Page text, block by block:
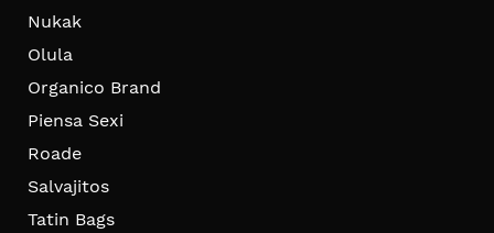
Nukak
Olula
Organico Brand
Piensa Sexi
Roade
Salvajitos
Tatin Bags